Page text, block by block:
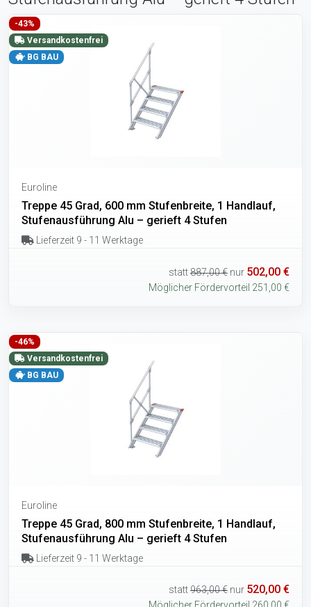
-43%
Versandkostenfrei
BG BAU
Euroline
Treppe 45 Grad, 600 mm Stufenbreite, 1 Handlauf,
Stufenausführung Alu – gerieft 4 Stufen
Lieferzeit 9 - 11 Werktage
statt887,00 € nur 502,00 €
Möglicher Fördervorteil 251,00 €
-46%
Versandkostenfrei
BG BAU
Euroline
Treppe 45 Grad, 800 mm Stufenbreite, 1 Handlauf,
Stufenausführung Alu – gerieft 4 Stufen
Lieferzeit 9 - 11 Werktage
statt963,00 € nur 520,00 €